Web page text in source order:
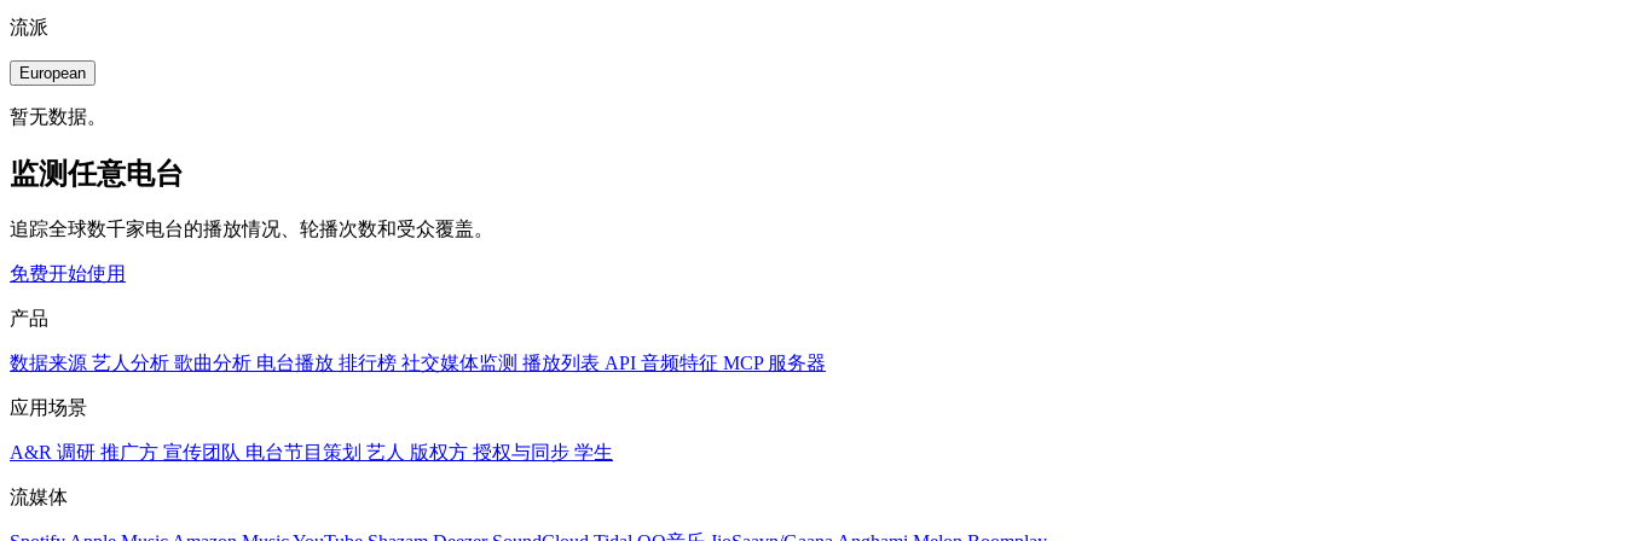
流派
European
暂无数据。
监测任意电台
追踪全球数千家电台的播放情况、轮播次数和受众覆盖。
免费开始使用
产品
数据来源 艺人分析 歌曲分析 电台播放 排行榜 社交媒体监测 播放列表 API 音频特征 MCP 服务器
应用场景
A&R 调研 推广方 宣传团队 电台节目策划 艺人 版权方 授权与同步 学生
流媒体